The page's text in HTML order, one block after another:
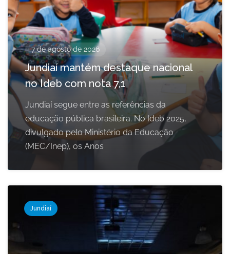
7 de agosto de 2026
Jundiaí mantém destaque nacional
no Ideb com nota 7,1
Jundiaí segue entre as referências da
educação pública brasileira. No Ideb 2025,
divulgado pelo Ministério da Educação
(MEC/Inep), os Anos
Jundiaí